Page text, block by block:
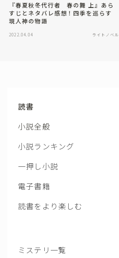
『春夏秋冬代行者 春の舞 上』あら
すじとネタバレ感想！四季を巡らす
現人神の物語
2022.04.04 ライトノベル
読書
小説全般
小説ランキング
一押し小説
電子書籍
読書をより楽しむ
ミステリ一覧